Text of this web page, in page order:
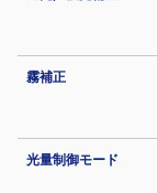
霧補正
光量制御モード